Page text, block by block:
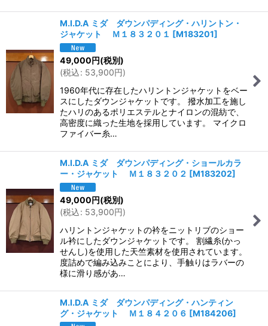
M.I.D.A ミダ ダウンパディング・ハリントン・
ジャケット Ｍ１８３２０１ [M183201]
49,000円(税別)
(税込: 53,900円)
1960年代に存在したハリントンジャケットをベー
スにしたダウンジャケットです。 撥水加工を施し
たハリのあるポリエステルとナイロンの混紡で、
高密度に織った生地を採用しています。 マイクロ
ファイバー糸…
M.I.D.A ミダ ダウンパディング・ショールカラ
ー・ジャケット Ｍ１８３２０２ [M183202]
49,000円(税別)
(税込: 53,900円)
ハリントンジャケットの衿をニットリブのショー
ル衿にしたダウンジャケットです。 割繊糸(かっ
せんし)を使用した天竺素材を使用されています。
度詰めで編み込みことにより、手触りはラバーの
様に滑り感があ…
M.I.D.A ミダ ダウンパディング・ハンティン
グ・ジャケット Ｍ１８４２０６ [M184206]